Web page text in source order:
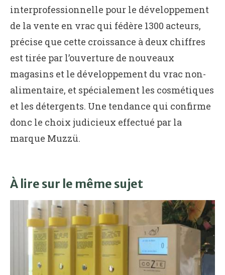
interprofessionnelle pour le développement
de la vente en vrac qui fédère 1300 acteurs,
précise que cette croissance à deux chiffres
est tirée par l’ouverture de nouveaux
magasins et le développement du vrac non-
alimentaire, et spécialement les cosmétiques
et les détergents. Une tendance qui confirme
donc le choix judicieux effectué par la
marque Muzzü.
À lire sur le même sujet